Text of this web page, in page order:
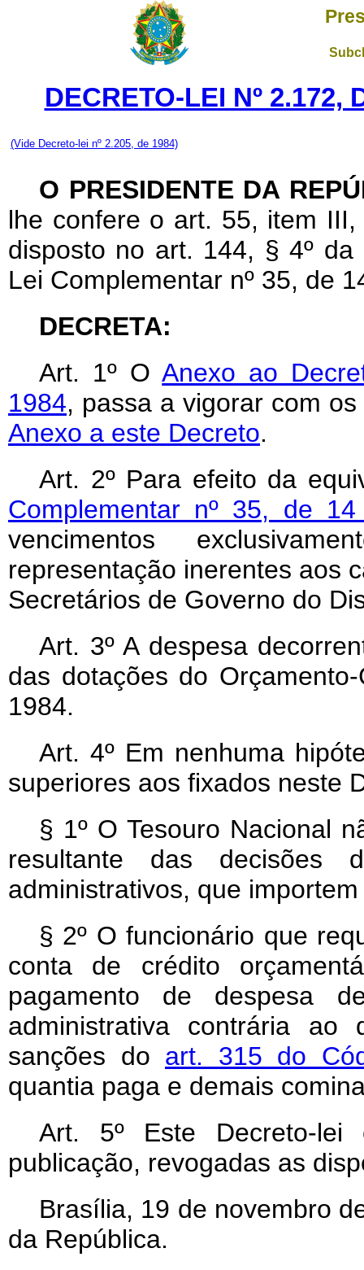
DECRETO-LEI Nº 2.172,
(Vide Decreto-lei nº 2.205, de 1984)
O PRESIDENTE DA
lhe confere o art. 55, item
disposto no art. 144, § 4º
Lei Complementar nº 35, de
DECRETA:
Art. 1º OAnexo ao
1984, passa a vigorar com
Anexo a este Decreto.
Art. 2º Para efeito da
Complementar nº 35, de
vencimentos
representação inerentes aos
Secretários de Governo do
Art. 3º A despesa
das dotações do
1984.
Art. 4º Em nenhuma
superiores aos fixados neste
§ 1º O Tesouro Nacional
resultante das decisões
administrativos, que
§ 2º O funcionário que
conta de crédito
pagamento de despesa
administrativa contrária ao
sanções do art. 315 do
quantia paga e demais
Art. 5º Este Decreto-
publicação, revogadas as
Brasília, 19 de novembro
da República.